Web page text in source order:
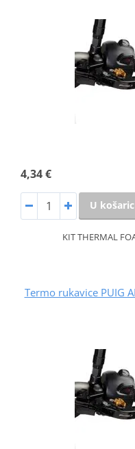
4,34 €
U
KIT THERMAL
Termo rukavice PUIG